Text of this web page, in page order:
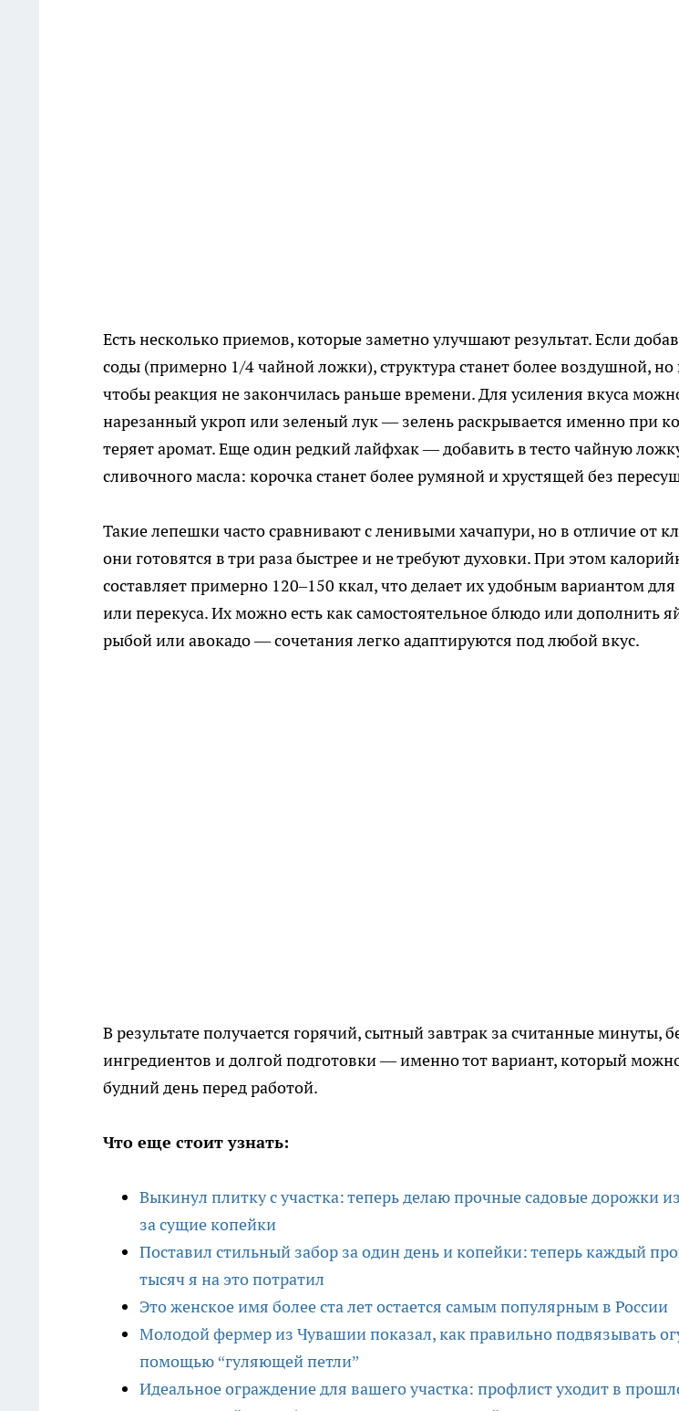
Есть несколько приемов, которые заметно улучшают результат. Если
соды (примерно 1/4 чайной ложки), структура станет более воздушной, но
чтобы реакция не закончилась раньше времени. Для усиления вкуса
нарезанный укроп или зеленый лук — зелень раскрывается именно при
теряет аромат. Еще один редкий лайфхак — добавить в тесто чайную
сливочного масла: корочка станет более румяной и хрустящей без
Такие лепешки часто сравнивают с ленивыми хачапури, но в отличие от
они готовятся в три раза быстрее и не требуют духовки. При этом
составляет примерно 120–150 ккал, что делает их удобным вариантом для
или перекуса. Их можно есть как самостоятельное блюдо или дополнить
рыбой или авокадо — сочетания легко адаптируются под любой вкус.
В результате получается горячий, сытный завтрак за считанные минуты,
ингредиентов и долгой подготовки — именно тот вариант, который
будний день перед работой.
Что еще стоит узнать:
Выкинул плитку с участка: теперь делаю прочные садовые дорожки
за сущие копейки
Поставил стильный забор за один день и копейки: теперь каждый
тысяч я на это потратил
Это женское имя более ста лет остается самым популярным в России
Молодой фермер из Чувашии показал, как правильно подвязывать
помощью “гуляющей петли”
Идеальное ограждение для вашего участка: профлист уходит в